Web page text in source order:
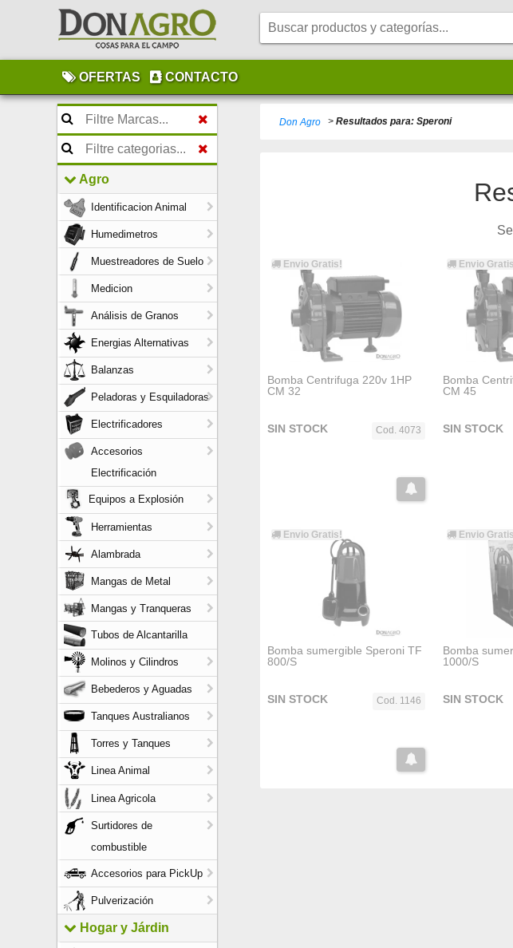
OFERTAS CONTACTO
Agro
Identificacion Animal
Humedimetros
Muestreadores de Suelo
Medicion
Análisis de Granos
Energias Alternativas
Balanzas
Peladoras y Esquiladoras
Electrificadores
Accesorios
Electrificación
Equipos a Explosión
Herramientas
Alambrada
Mangas de Metal
Mangas y Tranqueras
Tubos de Alcantarilla
Molinos y Cilindros
Bebederos y Aguadas
Tanques Australianos
Torres y Tanques
Linea Animal
Linea Agricola
Surtidores de
combustible
Accesorios para PickUp
Pulverización
Hogar y Járdin
Don Agro > Resultados para: Speroni
Envio Gratis!
Bomba Centrifuga 220v 1HP
CM 32
Cod. 4073
SIN STOCK
Envio
Bomba
CM 45
SIN STOCK
Envio Gratis!
Bomba sumergible Speroni TF
800/S
Cod. 1146
SIN STOCK
Envio
Bomba
1000/S
SIN STOCK